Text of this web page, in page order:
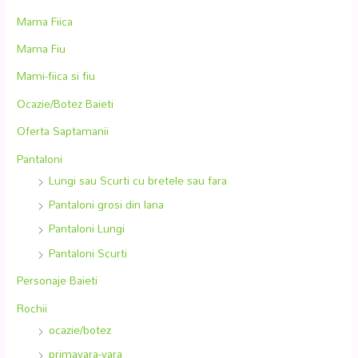
Mama Fiica
Mama Fiu
Mami-fiica si fiu
Ocazie/Botez Baieti
Oferta Saptamanii
Pantaloni
Lungi sau Scurti cu bretele sau fara
Pantaloni grosi din lana
Pantaloni Lungi
Pantaloni Scurti
Personaje Baieti
Rochii
ocazie/botez
primavara-vara